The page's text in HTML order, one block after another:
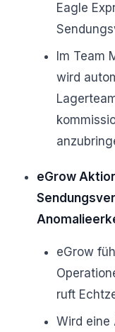
Eagle
Im Team
wird
eGrow
eGrow
ruft
Wird eine